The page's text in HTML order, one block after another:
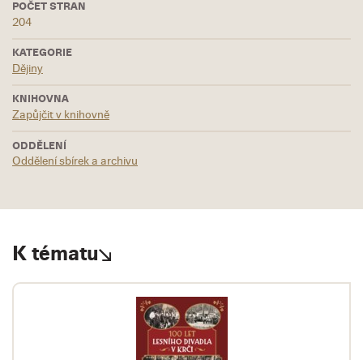
POČET STRAN
204
KATEGORIE
Dějiny
KNIHOVNA
Zapůjčit v knihovně
ODDĚLENÍ
Oddělení sbírek a archivu
K tématu